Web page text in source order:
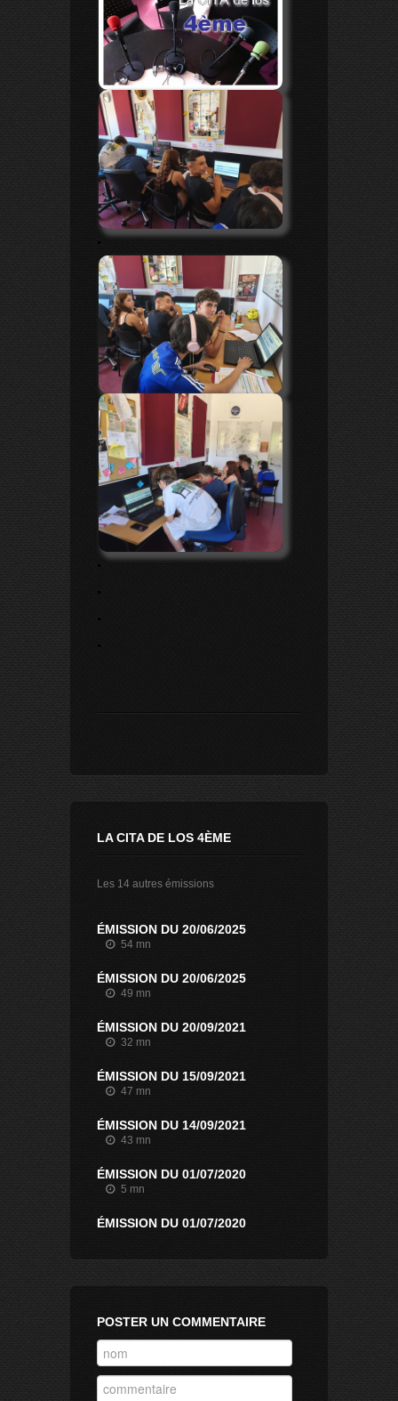
.
.
.
.
LA CITA DE LOS 4ÈME
Les 14 autres émissions
ÉMISSION DU 20/06/2025
54 mn
ÉMISSION DU 20/06/2025
49 mn
ÉMISSION DU 20/09/2021
32 mn
ÉMISSION DU 15/09/2021
47 mn
ÉMISSION DU 14/09/2021
43 mn
ÉMISSION DU 01/07/2020
5 mn
ÉMISSION DU 01/07/2020
ÉMISSION DU 01/07/2020
6 mn
ÉMISSION DU 30/06/2020
ÉMISSION DU 29/06/2020
4 mn
POSTER UN COMMENTAIRE